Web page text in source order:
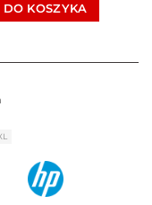
DO KOSZYKA